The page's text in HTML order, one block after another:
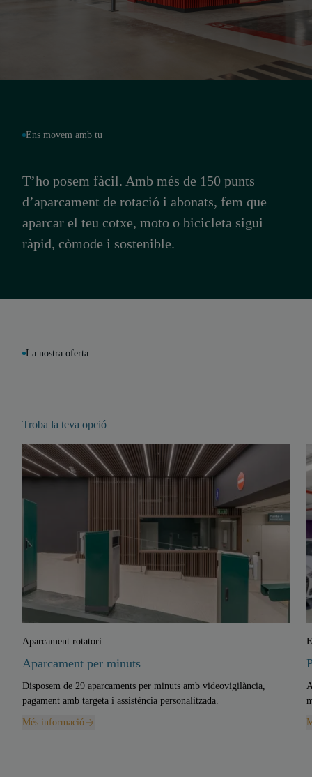
Ens movem amb tu
T’ho posem fàcil. Amb més de 150 punts
d’aparcament de rotació i abonats, fem que
aparcar el teu cotxe, moto o bicicleta sigui
ràpid, còmode i sostenible.
La nostra oferta
Troba la teva opció
Aparcament rotatori
Aparcament per minuts
Disposem de 29 aparcaments per minuts amb videovigilància,
pagament amb targeta i assistència personalitzada.
Més informació